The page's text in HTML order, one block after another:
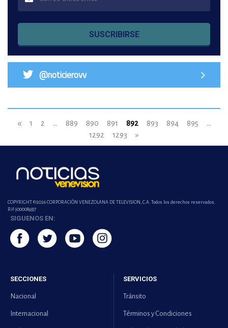
SUSCRIBIRSE
@noticierovv
« 1 2 ... 889 890 891 892 893 894 895
...
1292
1293 »
COPYRIGHT ©2026 CORPORACIÓN VENEZOLANA DE TELEVISION, C.A. Todos los derechos reservados.
Rif-j000089337
SIGUENOS EN:
SECCIONES
Nacional
Internacional
SERVICIOS
Tránsito
Términos y Condiciones